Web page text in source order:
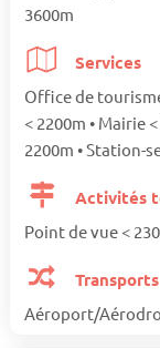
3600m
Services
Office de
< 2200m • Mairie
2200m • Station-
Activités
Point de vue <
Transports
Aéroport/